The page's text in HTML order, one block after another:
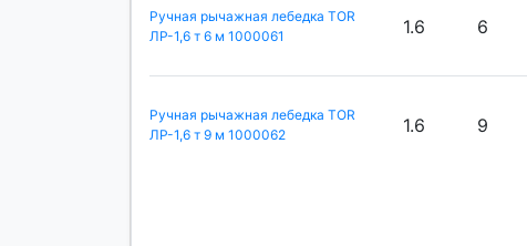
Ручная рычажная лебедка TOR
ЛР-1,6 т 6 м 1000061
1.6 6
Ручная рычажная лебедка TOR
ЛР-1,6 т 9 м 1000062
1.6 9